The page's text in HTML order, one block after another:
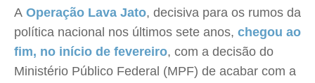
A Operação Lava Jato, decisiva para os rumos da
política nacional nos últimos sete anos, chegou ao
fim, no início de fevereiro, com a decisão do
Ministério Público Federal (MPF) de acabar com a